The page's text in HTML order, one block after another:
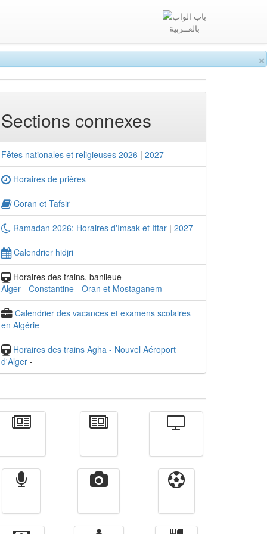
×
بالعــربية
Sections connexes
Fêtes nationales et religieuses 2026 | 2027
Horaires de prières
Coran et Tafsir
Ramadan 2026: Horaires d'Imsak et Iftar | 2027
Calendrier hidjri
Horaires des trains, banlieue
Alger - Constantine - Oran et Mostaganem
Calendrier des vacances et examens scolaires
en Algérie
Horaires des trains Agha - Nouvel Aéroport
d'Alger -